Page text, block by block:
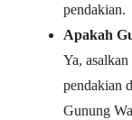
pendakian.
Apakah
Ya,
pendakian
Gunung